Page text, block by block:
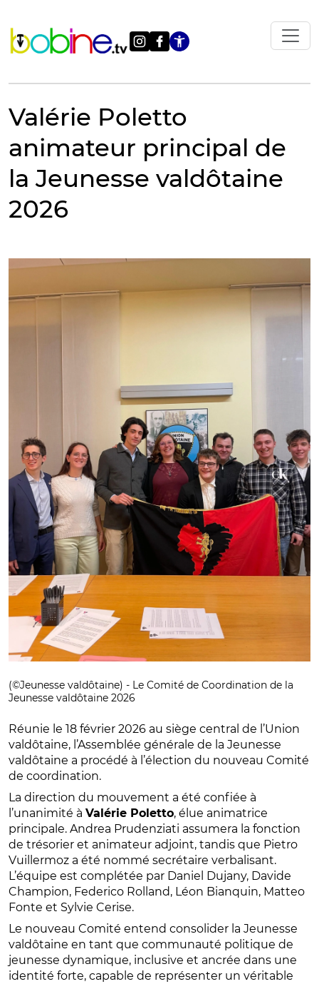
contenuto
Apri le
Valérie Poletto
animateur principal de
la Jeunesse valdôtaine
2026
(©Jeunesse valdôtaine) - Le Comité de Coordination de la
Jeunesse valdôtaine 2026
Réunie le 18 février 2026 au siège central de l’Union
valdôtaine, l’Assemblée générale de la Jeunesse
valdôtaine a procédé à l’élection du nouveau Comité
de coordination.
La direction du mouvement a été confiée à
l’unanimité à Valérie Poletto, élue animatrice
principale. Andrea Prudenziati assumera la fonction
de trésorier et animateur adjoint, tandis que Pietro
Vuillermoz a été nommé secrétaire verbalisant.
L’équipe est complétée par Daniel Dujany, Davide
Champion, Federico Rolland, Léon Bianquin, Matteo
Fonte et Sylvie Cerise.
Le nouveau Comité entend consolider la Jeunesse
valdôtaine en tant que communauté politique de
jeunesse dynamique, inclusive et ancrée dans une
identité forte, capable de représenter un véritable